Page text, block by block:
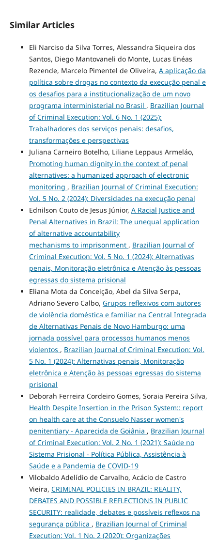
Similar Articles
Eli Narciso da Silva Torres, Alessandra Siqueira dos
Santos, Diego Mantovaneli do Monte, Lucas Enéas
Rezende, Marcelo Pimentel de Oliveira, A aplicação da
política sobre drogas no contexto da execução penal e
os desafios para a institucionalização de um novo
programa interministerial no Brasil , Brazilian Journal
of Criminal Execution: Vol. 6 No. 1 (2025):
Trabalhadores dos serviços penais: desafios,
transformações e perspectivas
Juliana Carneiro Botelho, Liliane Leppaus Armeláo,
Promoting human dignity in the context of penal
alternatives: a humanized approach of electronic
monitoring , Brazilian Journal of Criminal Execution:
Vol. 5 No. 2 (2024): Diversidades na execução penal
Ednilson Couto de Jesus Júnior, A Racial Justice and
Penal Alternatives in Brazil: The unequal application
of alternative accountability
mechanisms to imprisonment , Brazilian Journal of
Criminal Execution: Vol. 5 No. 1 (2024): Alternativas
penais, Monitoração eletrônica e Atenção às pessoas
egressas do sistema prisional
Eliana Mota da Conceição, Abel da Silva Serpa,
Adriano Severo Calbo, Grupos reflexivos com autores
de violência doméstica e familiar na Central Integrada
de Alternativas Penais de Novo Hamburgo: uma
jornada possível para processos humanos menos
violentos , Brazilian Journal of Criminal Execution: Vol.
5 No. 1 (2024): Alternativas penais, Monitoração
eletrônica e Atenção às pessoas egressas do sistema
prisional
Deborah Ferreira Cordeiro Gomes, Soraia Pereira Silva,
Health Despite Insertion in the Prison System:: report
on health care at the Consuelo Nasser women's
penitentiary - Aparecida de Goiânia , Brazilian Journal
of Criminal Execution: Vol. 2 No. 1 (2021): Saúde no
Sistema Prisional - Política Pública, Assistência à
Saúde e a Pandemia de COVID-19
Vilobaldo Adelídio de Carvalho, Acácio de Castro
Vieira, CRIMINAL POLICIES IN BRAZIL: REALITY,
DEBATES AND POSSIBLE REFLECTIONS IN PUBLIC
SECURITY: realidade, debates e possíveis reflexos na
segurança pública , Brazilian Journal of Criminal
Execution: Vol. 1 No. 2 (2020): Organizações